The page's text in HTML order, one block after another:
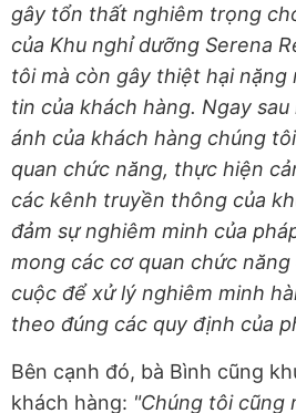
gây tổn thất nghiêm trọng
của Khu nghỉ dưỡng Serena
tôi mà còn gây thiệt hại nặng
tin của khách hàng. Ngay
ánh của khách hàng chúng
quan chức năng, thực hiện
các kênh truyền thông của
đảm sự nghiêm minh của
mong các cơ quan chức
cuộc để xử lý nghiêm minh
theo đúng các quy định của
Bên cạnh đó, bà Bình cũng
khách hàng: "Chúng tôi cũng